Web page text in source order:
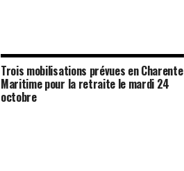
Trois mobilisations prévues en Charente
Maritime pour la retraite le mardi 24
octobre